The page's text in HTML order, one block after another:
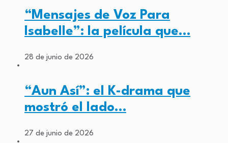
“Mensajes de Voz Para
Isabelle”: la película que…
28 de junio de 2026
“Aun Así”: el K-drama que
mostró el lado…
27 de junio de 2026